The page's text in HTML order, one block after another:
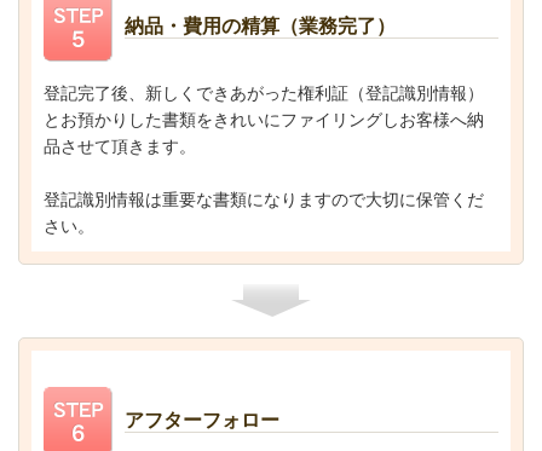
納品・費用の精算（業務完了）
登記完了後、新しくできあがった権利証（登記識別情報）
とお預かりした書類をきれいにファイリングしお客様へ納
品させて頂きます。
登記識別情報は重要な書類になりますので大切に保管くだ
さい。
アフターフォロー